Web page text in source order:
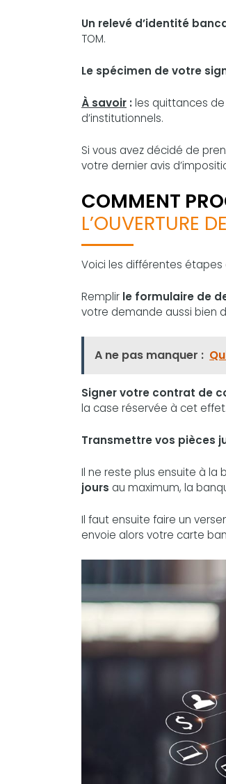
Un relevé d’identité
TOM.
Le spécimen de votre
À savoir :les quittances
d’institutionnels.
Si vous avez décidé de
votre dernier avis
COMMENT
L’OUVERTURE
Voici les différentes
Remplir le formulaire de
votre demande aussi bien
A ne pas manquer :
Signer votre contrat de
la case réservée à cet effet.
Transmettre vos pièces
Il ne reste plus ensuite à la
jours au maximum, la
Il faut ensuite faire un
envoie alors votre carte